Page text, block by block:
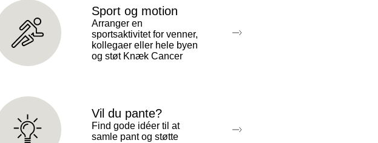
Sport og motion
Arranger en
sportsaktivitet for venner,
kollegaer eller hele byen
og støt Knæk Cancer
Vil du pante?
Find gode idéer til at
samle pant og støtte